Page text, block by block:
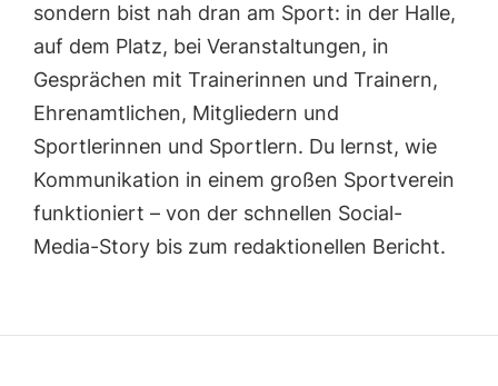
sondern bist nah dran am Sport: in der Halle,
auf dem Platz, bei Veranstaltungen, in
Gesprächen mit Trainerinnen und Trainern,
Ehrenamtlichen, Mitgliedern und
Sportlerinnen und Sportlern. Du lernst, wie
Kommunikation in einem großen Sportverein
funktioniert – von der schnellen Social-
Media-Story bis zum redaktionellen Bericht.